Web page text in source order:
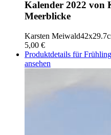
Kalender 2022 von
Meerblicke
Karsten Meiwald
5,00 €
Produktdetails für
ansehen